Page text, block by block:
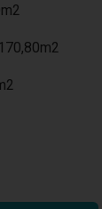
170,80m2